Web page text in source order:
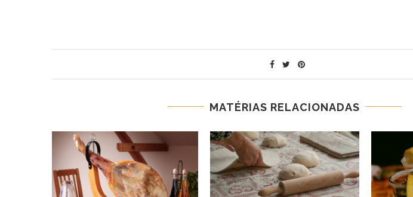
MATÉRIAS RELACIONADAS